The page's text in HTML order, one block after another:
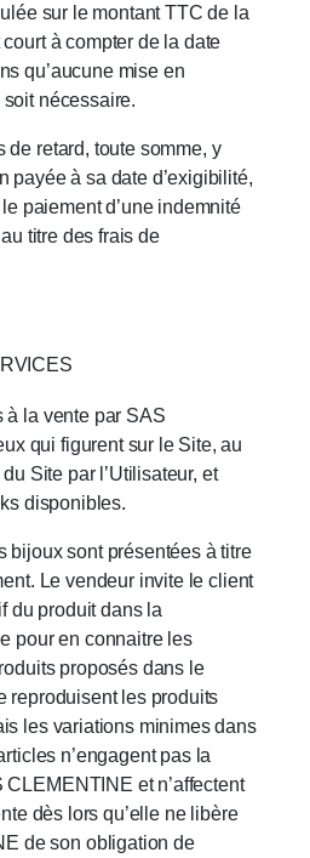
sur le montant TTC de la
à compter de la date
qu’aucune mise en
nécessaire.
de retard, toute somme, y
payée à sa date d’exigibilité,
paiement d’une indemnité
titre des frais de
à la vente par SAS
qui figurent sur le Site, au
Site par l’Utilisateur, et
disponibles.
bijoux sont présentées à titre
Le vendeur invite le client
du produit dans la
pour en connaitre les
proposés dans le
reproduisent les produits
les variations minimes dans
n’engagent pas la
et n’affectent
dès lors qu’elle ne libère
de son obligation de